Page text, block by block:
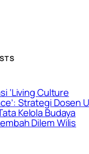
‘Living Culture
Strategi Dosen
Kelola Budaya
Dilem Wilis